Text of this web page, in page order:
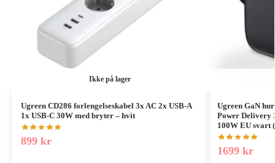
Ikke på lager
Ugreen CD286 forlengelseskabel 3x AC 2x USB-A
1x USB-C 30W med bryter – hvit
899 kr
Ugreen GaN
Power Delivery
100W EU svart
1699 kr